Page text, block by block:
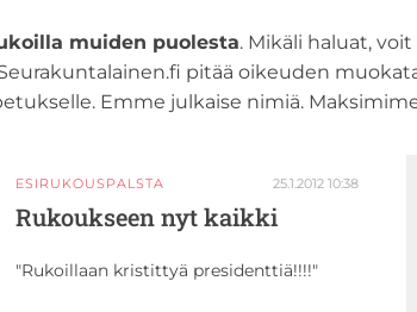
muiden puolesta. Mikäli haluat,
pitää oikeuden
Emme julkaise nimiä.
ESIRUKOUSPALSTA 25.1.2012 10:38
Rukoukseen nyt kaikki
Rukoillaan kristittyä presidenttiä!!!!